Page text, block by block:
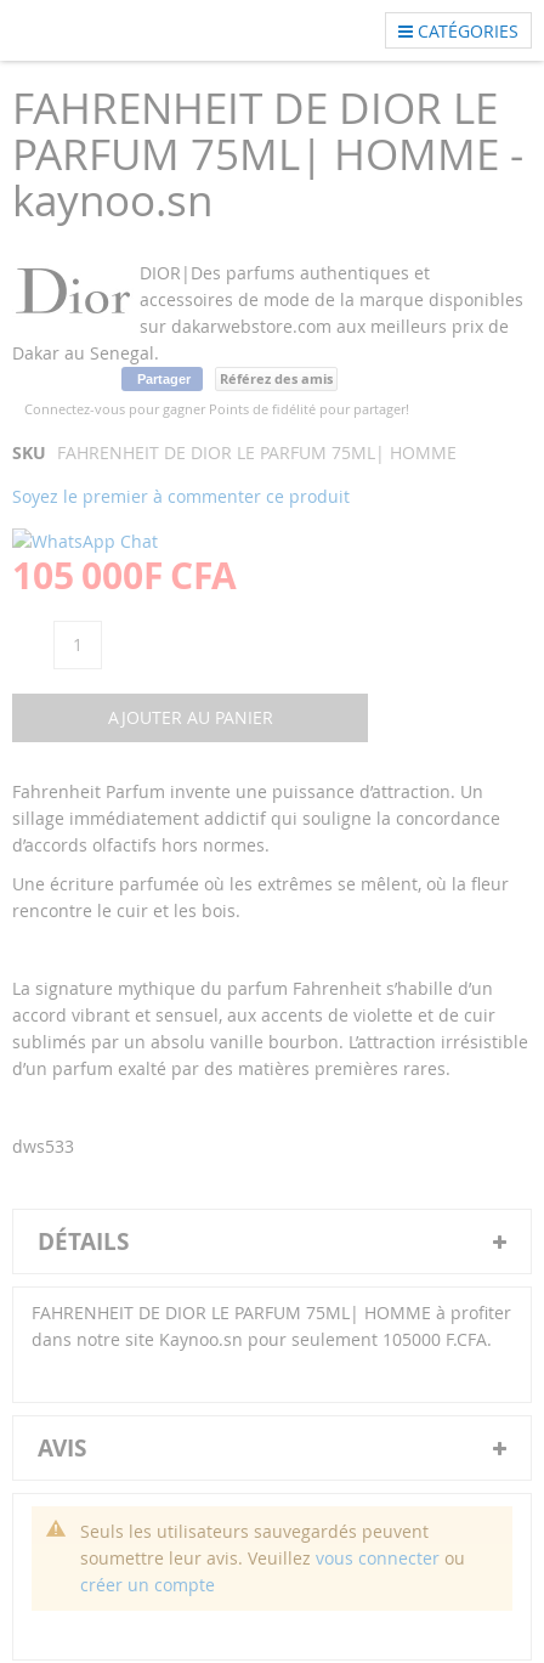
CATÉGORIES
FAHRENHEIT DE DIOR LE
PARFUM 75ML| HOMME -
kaynoo.sn
DIOR|Des parfums authentiques et
accessoires de mode de la marque disponibles
sur dakarwebstore.com aux meilleurs prix de
Dakar au Senegal.
Partager
Référez des amis
Connectez-vous pour gagner Points de fidélité pour partager!
SKU FAHRENHEIT DE DIOR LE PARFUM 75ML| HOMME
Soyez le premier à commenter ce produit
105 000F CFA
AJOUTER AU PANIER
Fahrenheit Parfum invente une puissance d’attraction. Un
sillage immédiatement addictif qui souligne la concordance
d’accords olfactifs hors normes.
Une écriture parfumée où les extrêmes se mêlent, où la fleur
rencontre le cuir et les bois.
La signature mythique du parfum Fahrenheit s’habille d’un
accord vibrant et sensuel, aux accents de violette et de cuir
sublimés par un absolu vanille bourbon. L’attraction irrésistible
d’un parfum exalté par des matières premières rares.
dws533
Skip
the
end
of
the
Skip
the
beginning
of
the
DÉTAILS
FAHRENHEIT DE DIOR LE PARFUM 75ML| HOMME à profiter
dans notre site Kaynoo.sn pour seulement 105000 F.CFA.
AVIS
Seuls les utilisateurs sauvegardés peuvent
soumettre leur avis. Veuillez vous connecter ou
créer un compte